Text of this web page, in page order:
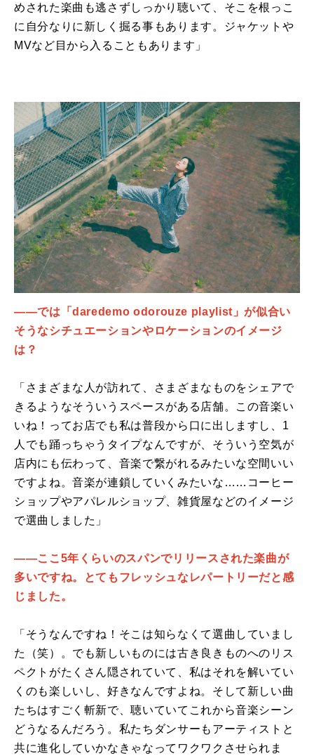
めされた楽曲も逃さずしっかり聴いて、そこを根っこ
に自分なりに新しく掘る事もあります。ジャケットや
MVなど目から入ることもあります」
――では「daredemo odorouze playlist」が似合い
そうなシチュエーションやロケーションのイメージ
は？
「さまざまな人が訪れて、さまざまなものをシェアで
きるようなそういうスペースがある店舗。この音楽い
いね！ってお店でも私は普段から口に出しますし、1
人でも踊っちゃうタイプなんですが、そういう空気が
店内にも伝わって、音楽で繋がれるみたいな空間いい
ですよね。音楽が連鎖していくみたいな……コーヒー
ショップやアパレルショップ、雑貨屋などのイメージ
で選曲しました」
――ここ5年くらいのスパンでリリースされた楽曲が
多いですね。とてもフレッシュなレパートリーだと感
じました。
「そうなんですね！そこは知らなくて選曲していまし
た（笑）。でも新しいものには古き良きものへのリス
ペクトがたくさん隠されていて、私はそれを解いてい
くのも楽しいし、好きなんですよね。そして新しい曲
たちはすごく斬新で、聴いていてこれから音楽シーン
どうなるんだろう。私たちダンサーもアーティストと
共に進化していかなきゃなってワクワクさせられま